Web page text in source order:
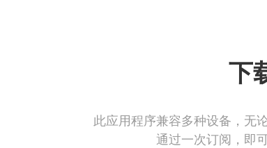
下
此应用程序兼容多种设备，无
通过一次订阅，即